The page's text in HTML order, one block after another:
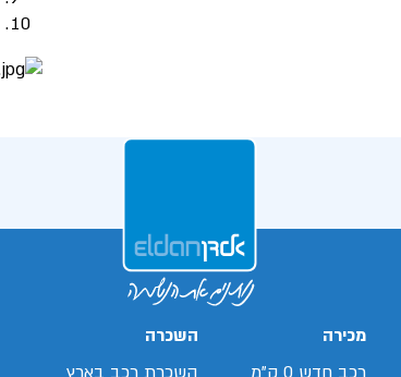
מכירה
השכרה